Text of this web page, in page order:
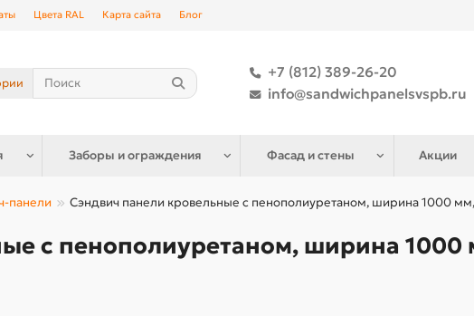
Цвета RAL Карта сайта Блог
+7 (812) 389-26-20
info@sandwichpanelsvspb.ru
Заборы и ограждения Фасад и стены Акции
панели Сэндвич панели кровельные с пенополиуретаном, ширина 1000
с пенополиуретаном, ширина